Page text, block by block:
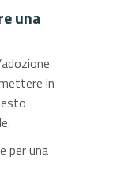
una
in
per una